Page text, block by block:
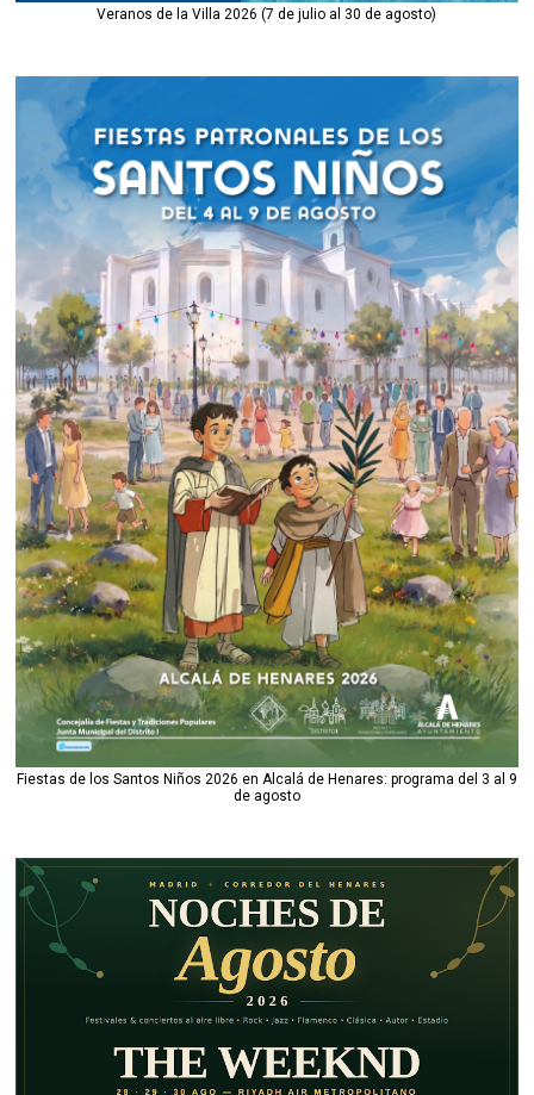
Veranos de la Villa 2026 (7 de julio al 30 de agosto)
Fiestas de los Santos Niños 2026 en Alcalá de Henares: programa del 3 al 9
de agosto